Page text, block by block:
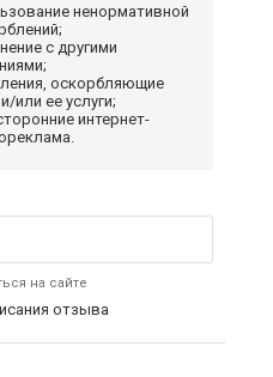
ненормативной
с другими
оскорбляющие
или ее услуги;
интернет-
на сайте
отзыва